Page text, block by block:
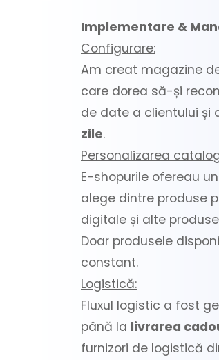
Implementare &
Configurare:
Am creat magazine
care dorea să-și
de date a clientului și
zile.
Personalizarea
E-shopurile ofereau
alege dintre produse
digitale și alte
Doar produsele
constant.
Logistică:
Fluxul logistic a fost
până la livrarea
furnizori de logistică